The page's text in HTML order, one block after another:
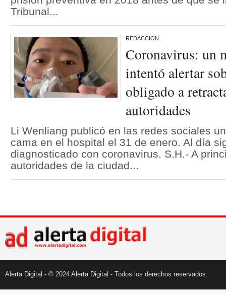
Tribunal...
REDACCION
Coronavirus: un
intentó alertar
obligado a
autoridades
Li Wenliang publicó en las redes sociales
cama en el hospital el 31 de enero. Al día
diagnosticado con coronavirus. S.H.- A
autoridades de la ciudad...
Alerta Digital - © 2024 Alerta Digital - Todos los derechos reservados.